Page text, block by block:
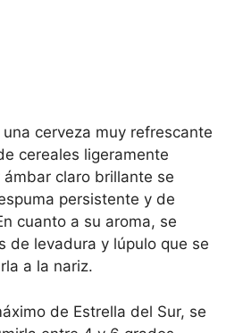
cerveza muy refrescante
cereales ligeramente
claro brillante se
persistente y de
cuanto a su aroma, se
de levadura y lúpulo que se
a la nariz.
de Estrella del Sur, se